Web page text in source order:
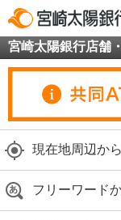
宮崎太陽銀行店舗
現在地周辺か
フリーワード